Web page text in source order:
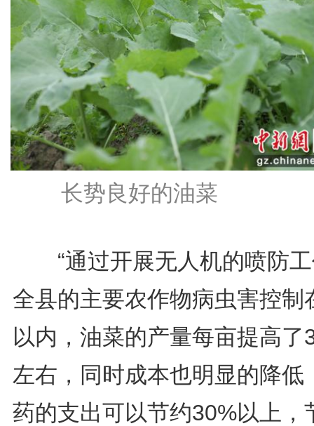
长势良好的油菜
“通过开展无人机的喷防工
全县的主要农作物病虫害控制
以内，油菜的产量每亩提高了
左右，同时成本也明显的降低
药的支出可以节约30%以上，